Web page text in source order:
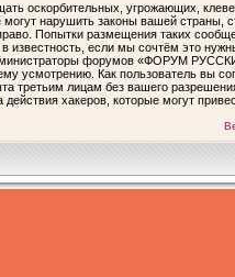
оскорбительных, угрожающих,
могут нарушить законы вашей
Попытки размещения таких
в известность, если мы сочтём это
форумов «ФОРУМ
усмотрению. Как пользователь вы
третьим лицам без вашего
действия хакеров, которые могут